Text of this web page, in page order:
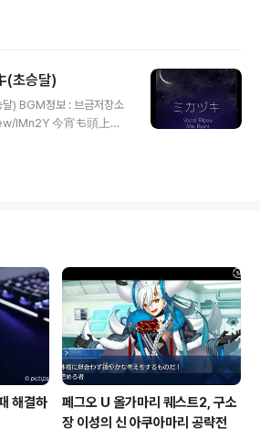
어 without saying good
the tears deluded the
인것일까? maybe this ti
간엔 the rain will ceas
(초승달)
) BGM정보 : 브금저장소
lMn2Y 今宵も頭上で
머리위에선 아름다운 보름
도ー시요ー모 나쿠테 나
明け夢見ては 地べた這い
와 지베타 하이즈리 마왓
기며 돌아다니고 있어 そ
て 소레데모 다레카니 미
가 알아주길 바래서 夜空
..
해결하
페그오 U 올가마리 퀘스트2, 구소
장 이성의 신 아쿠아마리 공략전